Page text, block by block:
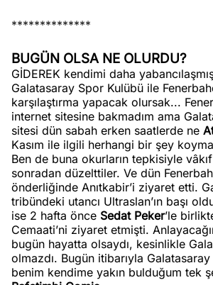
**************
BUGÜN OLSA NE OLURDU?
GİDEREK kendimi daha
Galatasaray Spor Kulübü ile
karşılaştırma yapacak olursak...
internet sitesine bakmadım ama
sitesi dün sabah erken saatlerde ne
Kasım ile ilgili herhangi bir şey
Ben de buna okurların tepkisiyle
sonradan düzelttiler. Ve dün
önderliğinde Anıtkabir’i ziyaret etti.
tribündeki utancı Ultraslan’ın başı
ise 2 hafta önce Sedat Peker’le
Cemaati’ni ziyaret etmişti.
bugün hayatta olsaydı, kesinlikle
olmazdı. Bugün itibarıyla
benim kendime yakın bulduğum tek